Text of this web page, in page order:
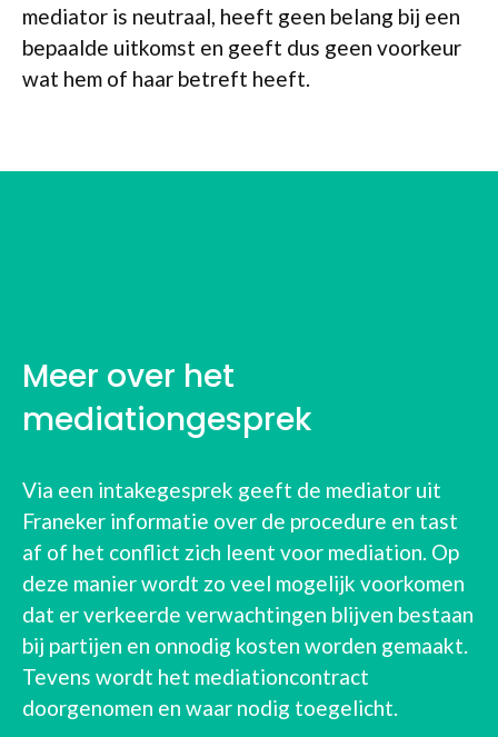
mediator is neutraal, heeft geen belang bij een
bepaalde uitkomst en geeft dus geen voorkeur
wat hem of haar betreft heeft.
Meer over het
mediationgesprek
Via een intakegesprek geeft de mediator uit
Franeker informatie over de procedure en tast
af of het conflict zich leent voor mediation. Op
deze manier wordt zo veel mogelijk voorkomen
dat er verkeerde verwachtingen blijven bestaan
bij partijen en onnodig kosten worden gemaakt.
Tevens wordt het mediationcontract
doorgenomen en waar nodig toegelicht.